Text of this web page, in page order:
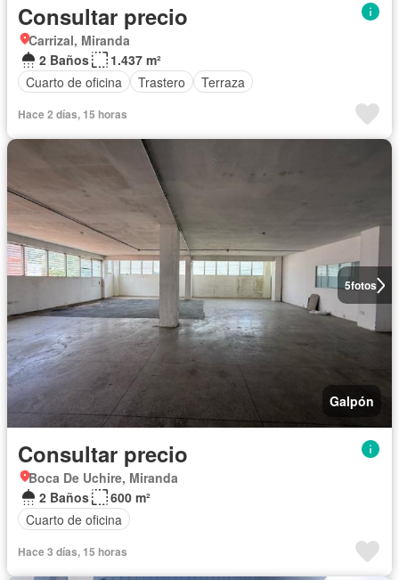
Consultar precio
Carrizal, Miranda
2 Baños
1.437 m²
Cuarto de oficina
Trastero Terraza
Hace 2 días, 15 horas
5fotos
Galpón
Consultar precio
Boca De Uchire, Miranda
2 Baños
600 m²
Cuarto de oficina
Hace 3 días, 15 horas